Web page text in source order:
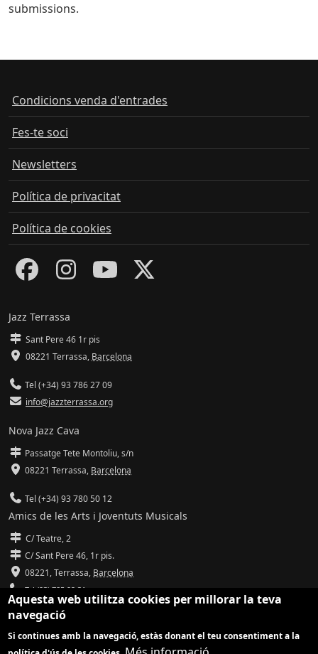
submissions.
Condicions venda d'entrades
Fes-te soci
Newsletters
Política de privacitat
Política de cookies
Jazz Terrassa
Sant Pere 46 1r pis
08221 Terrassa, Barcelona
Tel (+34) 93 786 27 09
info@jazzterrassa.org
Nova Jazz Cava
Passatge Tete Montoliu, s/n
08221 Terrassa, Barcelona
Tel (+34) 93 780 50 12
Amics de les Arts i Joventuts Musicals
C/ Teatre, 2
C/ Sant Pere 46, 1r pis.
08221,Terrassa, Barcelona
Tel (93) 785 92 31
info@amicsdelesarts-jjmm.cat
www.amicsdelesarts-jjmm.cat
Aquesta web utilitza cookies per millorar la teva
navegació
Si continues amb la navegació, estàs donant el teu consentiment a la